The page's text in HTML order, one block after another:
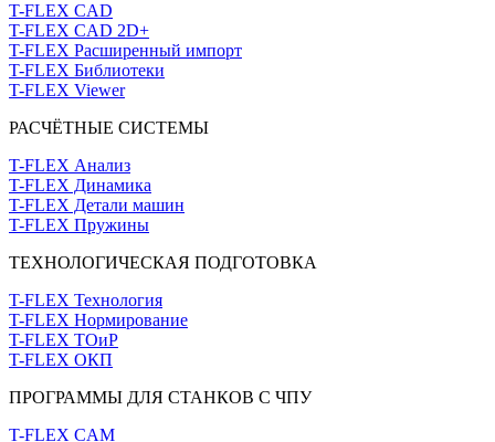
T-FLEX CAD
T-FLEX CAD 2D+
T-FLEX Расширенный импорт
T-FLEX Библиотеки
T-FLEX Viewer
РАСЧЁТНЫЕ СИСТЕМЫ
T-FLEX Анализ
T-FLEX Динамика
T-FLEX Детали машин
T-FLEX Пружины
ТЕХНОЛОГИЧЕСКАЯ ПОДГОТОВКА
T-FLEX Технология
T-FLEX Нормирование
T-FLEX ТОиР
T-FLEX ОКП
ПРОГРАММЫ ДЛЯ СТАНКОВ С ЧПУ
T-FLEX CAM